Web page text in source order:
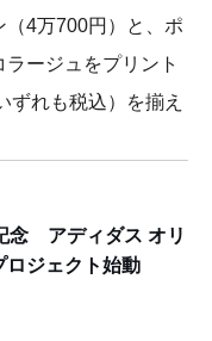
（4万700円）と、ポ
ージュをプリント
ずれも税込）を揃え
念 アディダス オリ
ロジェクト始動